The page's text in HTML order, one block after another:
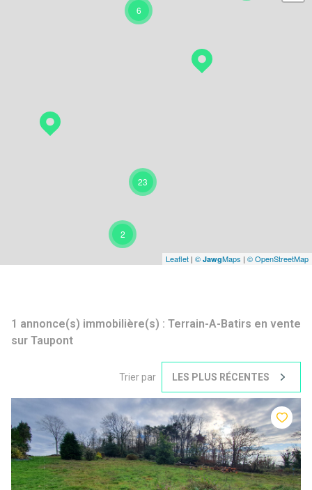
6
2
23
Leaflet | © JawgMaps | © OpenStreetMap
1 annonce(s) immobilière(s) : Terrain-A-Batirs en vente
sur Taupont
Trier par LES PLUS RÉCENTES